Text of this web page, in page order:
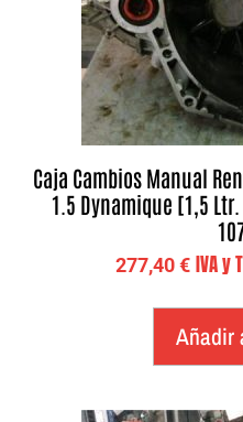
Caja Cambios Manual
1.5 Dynamique [1,5 Ltr.
277,40€ IVA y
Añadir